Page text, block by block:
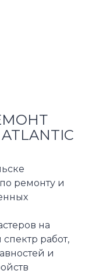
ремонту и
на
работ,
и